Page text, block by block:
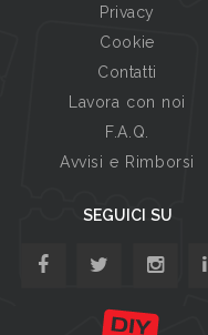
Privacy
Cookie
Contatti
Lavora con noi
F.A.Q.
Avvisi e Rimborsi
SEGUICI SU